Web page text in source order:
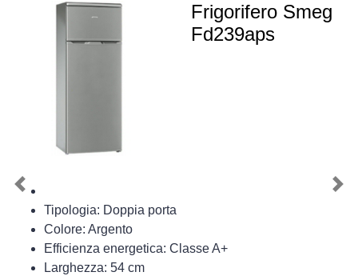
Frigorifero Smeg
Fd239aps
Tipologia: Doppia porta
Colore: Argento
Efficienza energetica: Classe A+
Larghezza: 54 cm
Previous